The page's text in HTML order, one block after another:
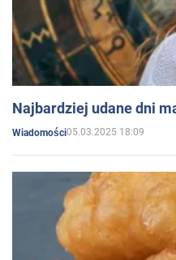
Najbardziej udane dni
Wiadomości05.03.2025 18:09